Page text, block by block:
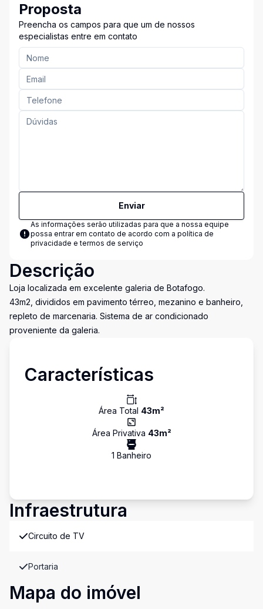
Proposta
Preencha os campos para que um de nossos
especialistas entre em contato
Enviar
As informações serão utilizadas para que a nossa equipe
possa entrar em contato de acordo com a política de
privacidade e termos de serviço
Descrição
Loja localizada em excelente galeria de Botafogo.
43m2, divididos em pavimento térreo, mezanino e banheiro,
repleto de marcenaria. Sistema de ar condicionado
proveniente da galeria.
Características
Área Total 43m²
Área Privativa 43m²
1 Banheiro
Infraestrutura
Circuito de TV
Portaria
Mapa do imóvel